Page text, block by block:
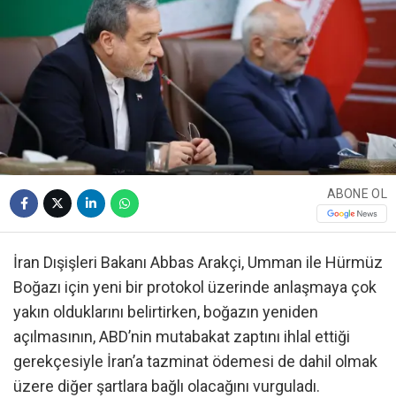
ABONE OL
İran Dışişleri Bakanı Abbas Arakçi, Umman ile Hürmüz
Boğazı için yeni bir protokol üzerinde anlaşmaya çok
yakın olduklarını belirtirken, boğazın yeniden
açılmasının, ABD’nin mutabakat zaptını ihlal ettiği
gerekçesiyle İran’a tazminat ödemesi de dahil olmak
üzere diğer şartlara bağlı olacağını vurguladı.